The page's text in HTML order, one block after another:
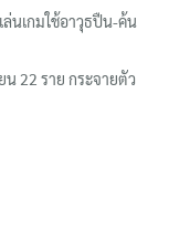
นเกมใช้อาวุธปืน-ค้น
น 22 ราย กระจายตัว